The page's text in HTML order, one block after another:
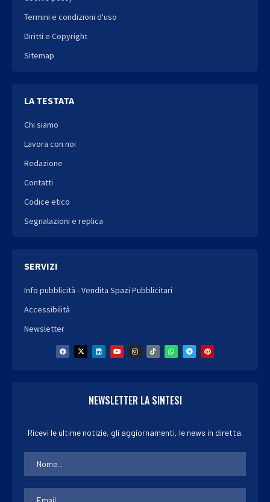
Termini e condizioni d'uso
Diritti e Copyright
Sitemap
LA TESTATA
Chi siamo
Lavora con noi
Redazione
Contatti
Codice etico
Segnalazioni e replica
SERVIZI
Info pubblicità - Vendita Spazi Pubblicitari
Accessibilità
Newsletter
NEWSLETTER LA SINTESI
Ricevi le ultime notizie, gli aggiornamenti, le news in diretta.